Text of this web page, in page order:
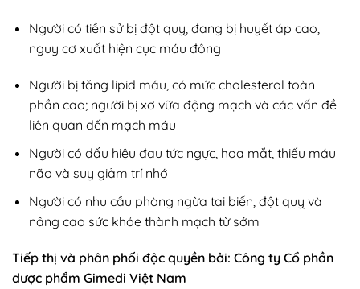
Người có tiền sử bị đột quỵ, đang bị huyết áp cao,
nguy cơ xuất hiện cục máu đông
Người bị tăng lipid máu, có mức cholesterol toàn
phần cao; người bị xơ vữa động mạch và các vấn đề
liên quan đến mạch máu
Người có dấu hiệu đau tức ngực, hoa mắt, thiếu máu
não và suy giảm trí nhớ
Người có nhu cầu phòng ngừa tai biến, đột quỵ và
nâng cao sức khỏe thành mạch từ sớm
Tiếp thị và phân phối độc quyền bởi: Công ty Cổ phần
dược phẩm Gimedi Việt Nam